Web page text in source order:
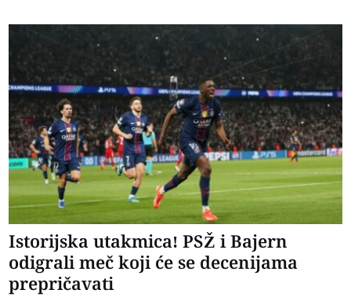
Istorijska utakmica! PSŽ i Bajern
odigrali meč koji će se decenijama
prepričavati